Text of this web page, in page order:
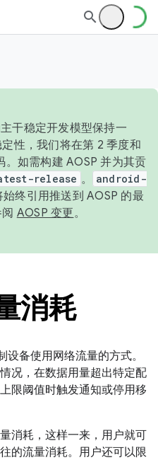
干稳定开发模型保持一
性，我们将在第 2 季度和
。如需构建 AOSP 并为其贡
release 。
android-
终引用推送到 AOSP 的最
AOSP 变更。
消耗
备使用网络流量的方式。
况，在数据用量超出特定配
限阈值时触发通知或停用移
消耗，这样一来，用户就可
的流量消耗。用户还可以限